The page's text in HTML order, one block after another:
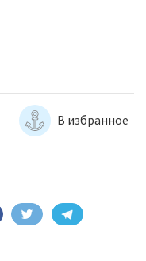
В избранное